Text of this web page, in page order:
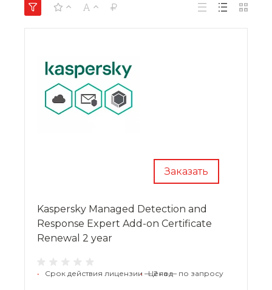
Заказать
Kaspersky Managed Detection and
Response Expert Add-on Certificate
Renewal 2 year
• Срок действия лицензии — 2 год
• Цена — по запросу